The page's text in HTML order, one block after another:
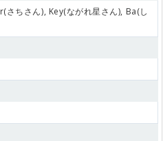
ちさん), Key(ながれ星さん), Ba(し